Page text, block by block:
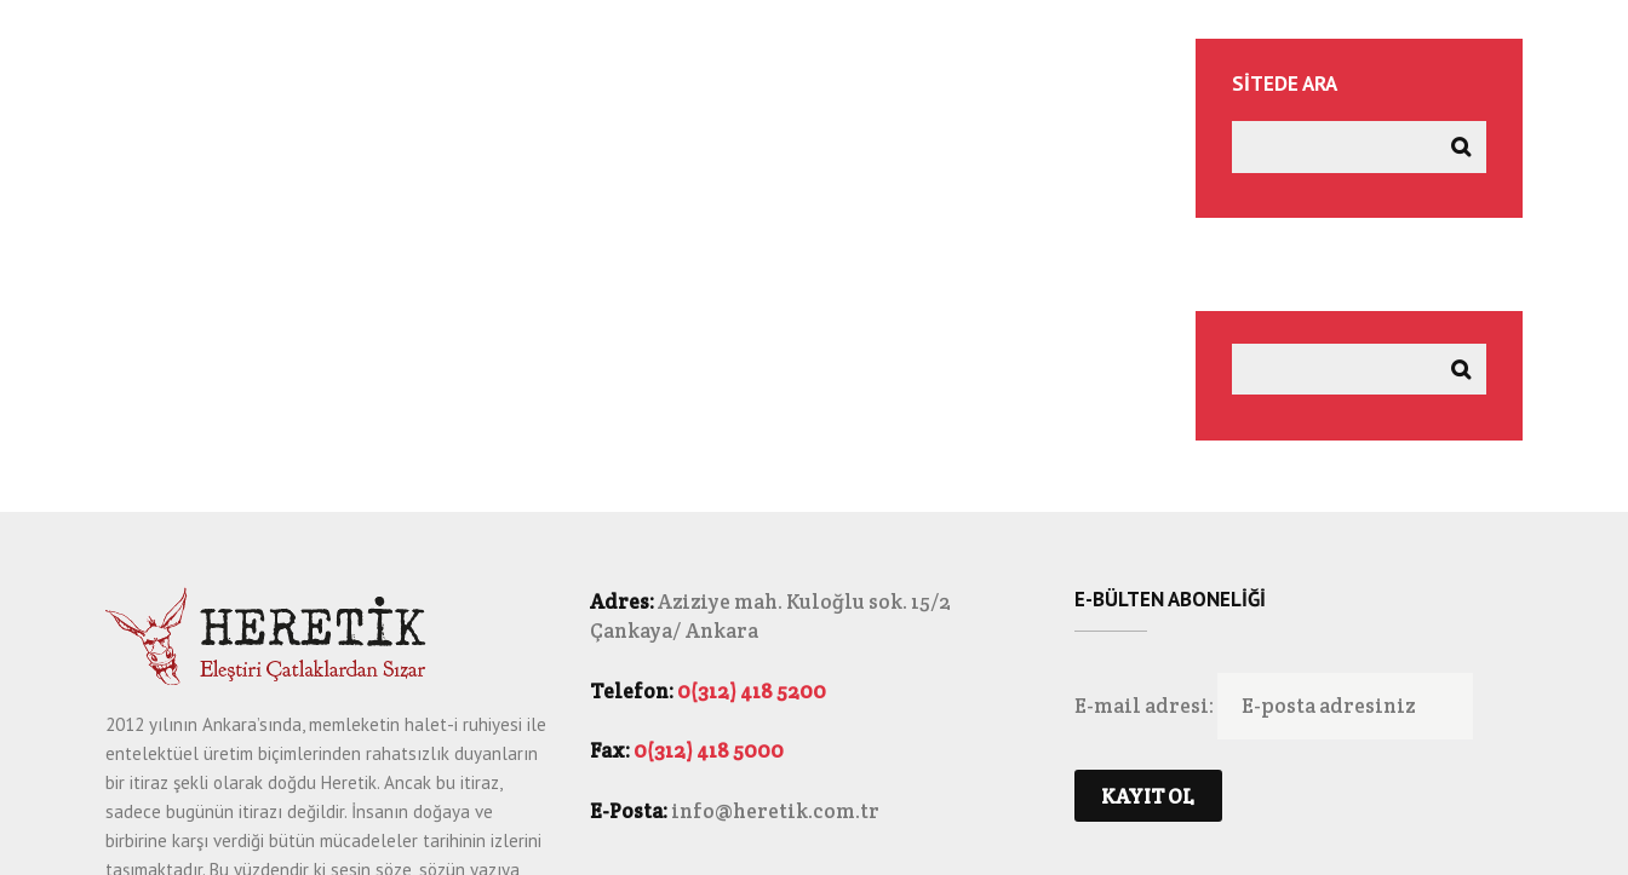
SITEDE ARA
2012 yılının Ankara’sında, memleketin halet-i ruhiyesi ile
entelektüel üretim biçimlerinden rahatsızlık duyanların
bir itiraz şekli olarak doğdu Heretik. Ancak bu itiraz,
sadece bugünün itirazı değildir. İnsanın doğaya ve
birbirine karşı verdiği bütün mücadeleler tarihinin izlerini
taşımaktadır. Bu yüzdendir ki sesin söze, sözün yazıya
Adres:Aziziye mah. Kuloğlu sok. 15/2
Çankaya/ Ankara
Telefon:0(312) 418 5200
Fax:0(312) 418 5000
E-Posta:info@heretik.com.tr
E-BÜLTEN ABONELIĞI
E-mail adresi: